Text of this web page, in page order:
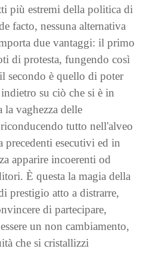
più estremi della politica di
facto, nessuna alternativa
due vantaggi: il primo
di protesta, fungendo così
secondo è quello di poter
su ciò che si è in
la vaghezza delle
tutto nell'alveo
precedenti esecutivi ed in
apparire incoerenti od
È questa la magia della
prestigio atto a distrarre,
di partecipare,
un non cambiamento,
che si cristallizzi